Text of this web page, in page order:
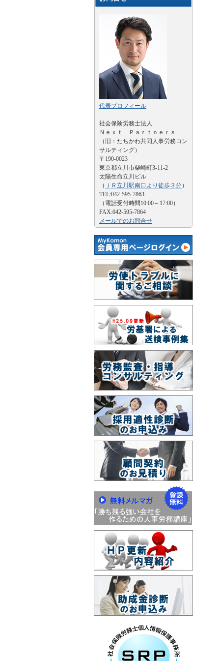
代表プロフィール
社会保険労務士法人
Ｎｅｘｔ Ｐａｒｔｎｅｒｓ
（旧：たちかわ共同人事労務コン
サルティング）
〒190-0023
東京都立川市柴崎町3-11-2
太陽生命立川ビル
（ ＪＲ立川駅南口より徒歩３分）
TEL:042-595-7863
（電話受付時間10:00～17:00）
FAX:042-595-7864
メールでのお問合せ